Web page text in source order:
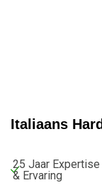
Italiaans
25 Jaar Expertise
& Ervaring